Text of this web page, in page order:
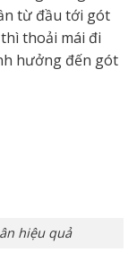
từ đầu tới gót
thoải mái đi
hưởng đến gót
hiệu quả